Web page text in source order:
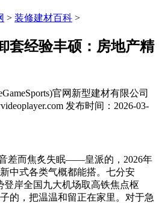
> 装修建材百科 >
套经验丰硕：房地产精
官网新型建材有限公司
发布时间：2026-03-
而焦炙失眠——皇派的，2026年
中式各类气概都能搭。七分安
登岸全国九大机场取高铁焦点枢
的，把温温和留正在家里。对于急